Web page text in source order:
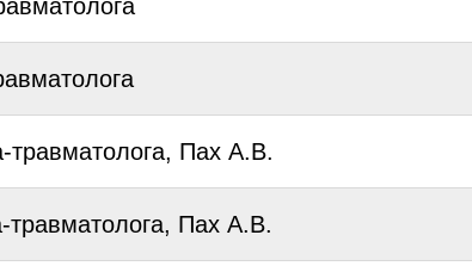
травматолога, Пах А.В.
травматолога, Пах А.В.